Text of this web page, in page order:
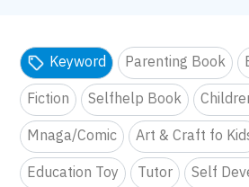
Keyword Parenting Book
Fiction
Selfhelp Book
Mnaga/Comic
Art & Craft fo
Education Toy
Tutor
Self